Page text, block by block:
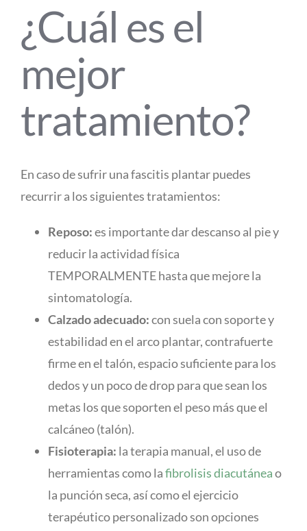
¿Cuál es el
mejor
tratamiento?
En caso de sufrir una fascitis plantar puedes
recurrir a los siguientes tratamientos:
Reposo:es importante dar descanso al pie y
reducir la actividad física
TEMPORALMENTE hasta que mejore la
sintomatología.
Calzado adecuado:con suela con soporte y
estabilidad en el arco plantar, contrafuerte
firme en el talón, espacio suficiente para los
dedos y un poco de drop para que sean los
metas los que soporten el peso más que el
calcáneo (talón).
Fisioterapia: la terapia manual, el uso de
herramientas como lafibrolisis diacutáneao
la punción seca, así como el ejercicio
terapéutico personalizado son opciones